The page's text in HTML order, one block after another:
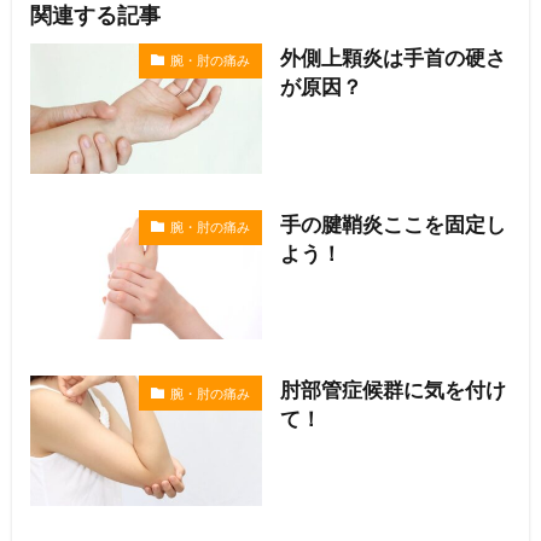
関連する記事
腕・肘の痛み
外側上顆炎は手首の硬さ
が原因？
腕・肘の痛み
手の腱鞘炎ここを固定し
よう！
腕・肘の痛み
肘部管症候群に気を付け
て！